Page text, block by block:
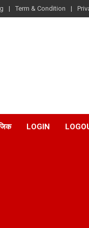
Term & Condition
LOGIN